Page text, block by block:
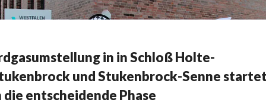
in in Schloß Holte-
und Stukenbrock-Senne
die entscheidende Phase